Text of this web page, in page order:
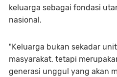
keluarga sebagai fondasi
nasional.
"Keluarga bukan sekadar
masyarakat, tetapi
generasi unggul yang akan